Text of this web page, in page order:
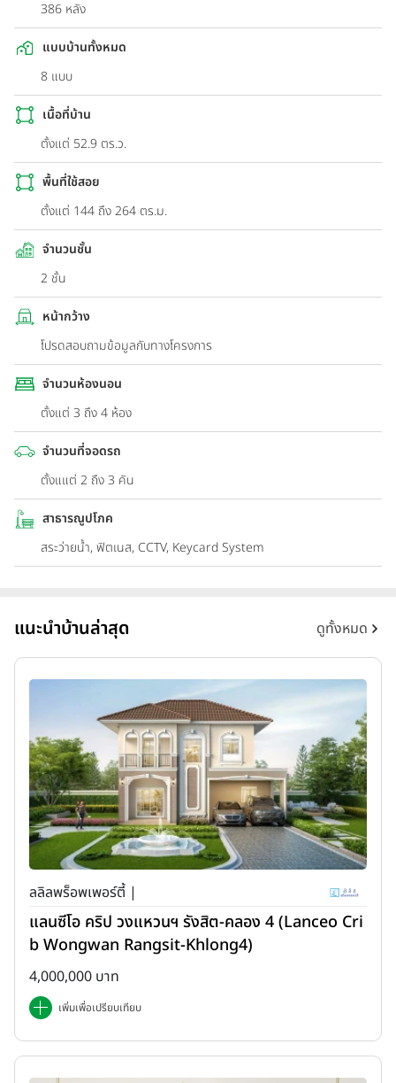
386 หลัง
แบบบ้านทั้งหมด
8 แบบ
เนื้อที่บ้าน
ตั้งแต่ 52.9 ตร.ว.
พื้นที่ใช้สอย
ตั้งแต่ 144 ถึง 264 ตร.ม.
จำนวนชั้น
2 ชั้น
หน้ากว้าง
โปรดสอบถามข้อมูลกับทางโครงการ
จำนวนห้องนอน
ตั้งแต่ 3 ถึง 4 ห้อง
จำนวนที่จอดรถ
ตั้งแแต่ 2 ถึง 3 คัน
สาธารณูปโภค
สระว่ายน้ำ, ฟิตเนส, CCTV, Keycard System
แนะนำบ้านล่าสุด ดูทั้งหมด
ลลิลพร็อพเพอร์ตี้ |
แลนซีโอ คริป วงแหวนฯ รังสิต-คลอง 4 (Lanceo Cri
b Wongwan Rangsit-Khlong4)
4,000,000 บาท
เพิ่มเพื่อเปรียบเทียบ